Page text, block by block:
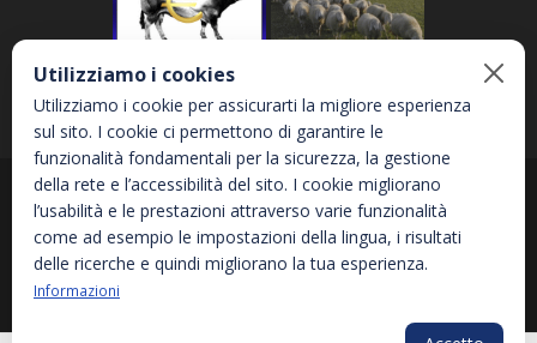
Abbona e Daniele S.r.l. - Via Garetta, 3 - 12040 - Genola (CN) - P.IVA
02810870044
Privacy Policy
Utilizziamo i cookies
Utilizziamo i cookie per assicurarti la migliore esperienza
sul sito. I cookie ci permettono di garantire le
funzionalità fondamentali per la sicurezza, la gestione
della rete e l’accessibilità del sito. I cookie migliorano
l’usabilità e le prestazioni attraverso varie funzionalità
come ad esempio le impostazioni della lingua, i risultati
delle ricerche e quindi migliorano la tua esperienza.
Informazioni